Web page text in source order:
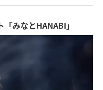
みなとHANABI」